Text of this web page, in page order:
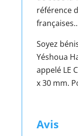
référence
Soyez
Yéshoua
appelé LE
x 30 mm.
Avis